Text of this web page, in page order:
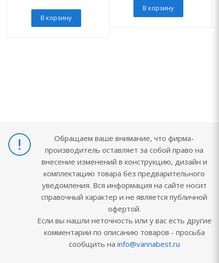
В корзину
В корзину
Обращаем ваше внимание, что фирма-
производитель оставляет за собой право на
внесение изменений в конструкцию, дизайн и
комплектацию товара без предварительного
уведомления. Вся информация на сайте носит
справочный характер и не является публичной
офертой.
Если вы нашли неточность или у вас есть другие
комментарии по описанию товаров - просьба
сообщить на info@vannabest.ru